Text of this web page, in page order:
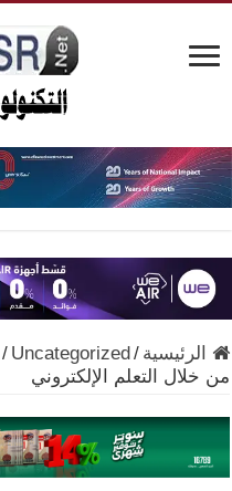
الرئيسية /
Uncategorized
/
من خلال التعلم الإلكتروني